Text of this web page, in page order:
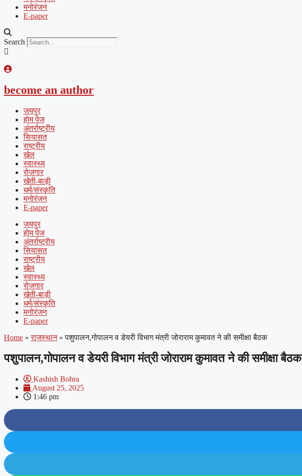
मनोरंजन
E-paper
Search
become an author
जयपुर
होम पेज
अंतर्राष्ट्रीय
सियासत
राष्ट्रीय
खेल
स्वास्थ्य
रोजगार
खेती-बाड़ी
धर्म/संस्कृति
मनोरंजन
E-paper
जयपुर
होम पेज
अंतर्राष्ट्रीय
सियासत
राष्ट्रीय
खेल
स्वास्थ्य
रोजगार
खेती-बाड़ी
धर्म/संस्कृति
मनोरंजन
E-paper
Home » राजस्थान » पशुपालन,गोपालन व डेयरी विभाग मंत्री जोराराम कुमावत ने की समीक्षा बैठक
पशुपालन,गोपालन व डेयरी विभाग मंत्री जोराराम कुमावत ने की समीक्षा बैठक
Kashish Bohra
August 25, 2025
1:46 pm